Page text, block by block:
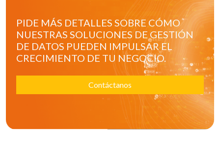
PIDE MÁS DETALLES SOBRE CÓMO
NUESTRAS SOLUCIONES DE GESTIÓN
DE DATOS PUEDEN IMPULSAR EL
CRECIMIENTO DE TU NEGOCIO.
Contáctanos